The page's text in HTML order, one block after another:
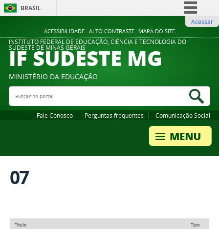
ACESSIBILIDADE ALTO CONTRASTE MAPA DO SITE
BRASIL
Comunica BR
Participe
Legislação
Acessar
INSTITUTO FEDERAL DE EDUCAÇÃO, CIÊNCIA E TECNOLOGIA DO
SUDESTE DE MINAS GERAIS
IF SUDESTE MG
MINISTÉRIO DA EDUCAÇÃO
Buscar no portal
Fale Conosco Perguntas frequentes Comunicação Social
07
Título Tipo